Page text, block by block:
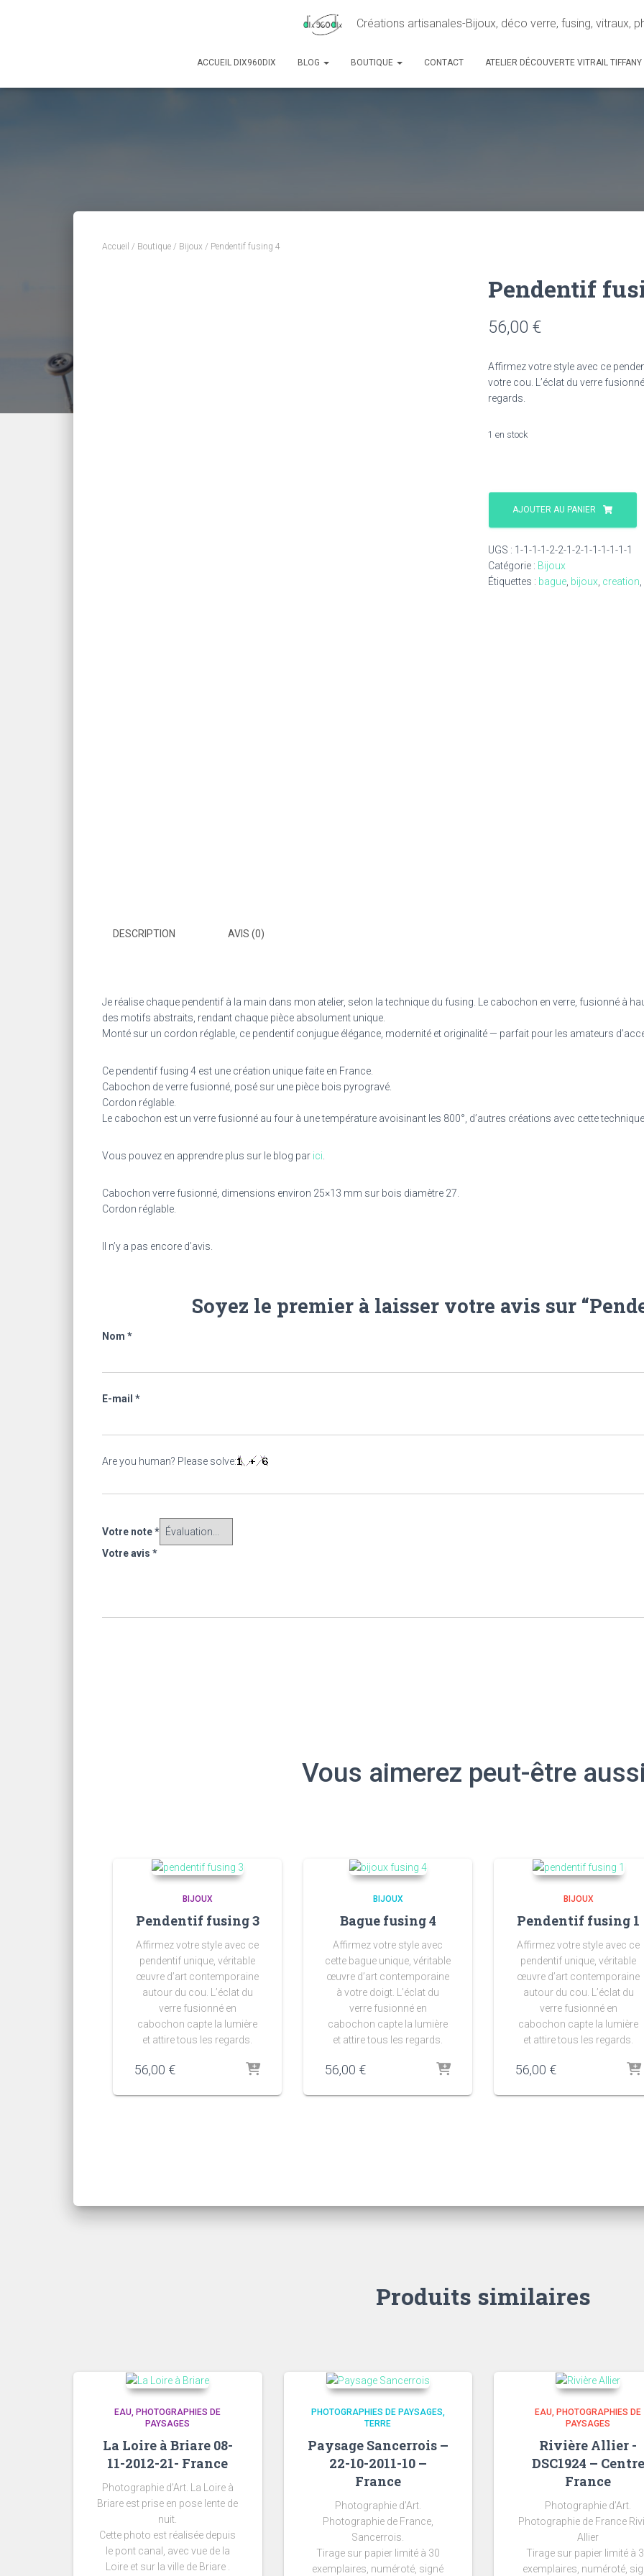
Créations artisanales-Bijoux, déco verre, fusing, vitraux,
ACCUEIL DIX960DIX BLOG BOUTIQUE CONTACT ATELIER DÉCOUVERTE VITRAIL TIFFANY
Accueil / Boutique / Bijoux / Pendentif fusing 4
Pendentif
56,00 €
Affirmez votre style avec ce
votre cou. L’éclat du verre
regards.
1 en stock
quantité
Pendentif
4
AJOUTER AU PANIER
UGS : 1-1-1-1-2-2-1-2-1-1-1-1-1-1
Catégorie : Bijoux
Étiquettes : bague bijoux creation
DESCRIPTION AVIS (0)
Je réalise chaque pendentif à la main dans mon atelier, selon la technique du fusing. Le cabochon en verre, fusionné à
des motifs abstraits, rendant chaque pièce absolument unique.
Monté sur un cordon réglable, ce pendentif conjugue élégance, modernité et originalité — parfait pour les amateurs
Ce pendentif fusing 4 est une création unique faite en France.
Cabochon de verre fusionné, posé sur une pièce bois pyrogravé.
Cordon réglable.
Le cabochon est un verre fusionné au four à une température avoisinant les 800°, d’autres créations avec cette
Vous pouvez en apprendre plus sur le blog par ici
Cabochon verre fusionné, dimensions environ 25×13 mm sur bois diamètre 27.
Cordon réglable.
Il n’y a pas encore d’avis.
Soyez le premier à laisser votre avis sur
Nom *
E-mail *
Are you human? Please solve:
Votre note*
Votre avis *
Vous aimerez peut-être
BIJOUX
Pendentif fusing 3
Affirmez votre style avec ce
pendentif unique, véritable
œuvre d’art contemporaine
autour du cou. L’éclat du
verre fusionné en
cabochon capte la lumière
et attire tous les regards.
56,00 €
BIJOUX
Bague fusing 4
Affirmez votre style avec
cette bague unique, véritable
œuvre d’art contemporaine
à votre doigt. L’éclat du
verre fusionné en
cabochon capte la lumière
et attire tous les regards.
56,00 €
BIJOUX
Pendentif fusing 1
Affirmez votre style avec ce
pendentif unique, véritable
œuvre d’art contemporaine
autour du cou. L’éclat du
verre fusionné en
cabochon capte la lumière
et attire tous les regards.
56,00 €
Produits similaires
EAU PHOTOGRAPHIES DE
PAYSAGES
La Loire à Briare 08-
11-2012-21- France
Photographie d’Art. La Loire à
Briare est prise en pose lente de
nuit.
Cette photo est réalisée depuis
le pont canal, avec vue de la
Loire et sur la ville de Briare .
PHOTOGRAPHIES DE PAYSAGES
TERRE
Paysage Sancerrois –
22-10-2011-10 –
France
Photographie d’Art.
Photographie de France,
Sancerrois.
Tirage sur papier limité à 30
exemplaires, numéroté, signé
EAU PHOTOGRAPHIES DE
PAYSAGES
Rivière Allier -
DSC1924 – Centre
France
Photographie d’Art.
Photographie de France
Allier
Tirage sur papier limité à
exemplaires, numéroté,